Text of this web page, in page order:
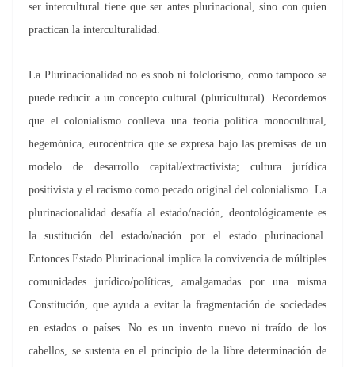
ser intercultural tiene que ser antes plurinacional, sino con quien
practican la interculturalidad.
La Plurinacionalidad no es snob ni folclorismo, como tampoco se
puede reducir a un concepto cultural (pluricultural). Recordemos
que el colonialismo conlleva una teoría política monocultural,
hegemónica, eurocéntrica que se expresa bajo las premisas de un
modelo de desarrollo capital/extractivista; cultura jurídica
positivista y el racismo como pecado original del colonialismo. La
plurinacionalidad desafía al estado/nación, deontológicamente es
la sustitución del estado/nación por el estado plurinacional.
Entonces Estado Plurinacional implica la convivencia de múltiples
comunidades jurídico/políticas, amalgamadas por una misma
Constitución, que ayuda a evitar la fragmentación de sociedades
en estados o países. No es un invento nuevo ni traído de los
cabellos, se sustenta en el principio de la libre determinación de